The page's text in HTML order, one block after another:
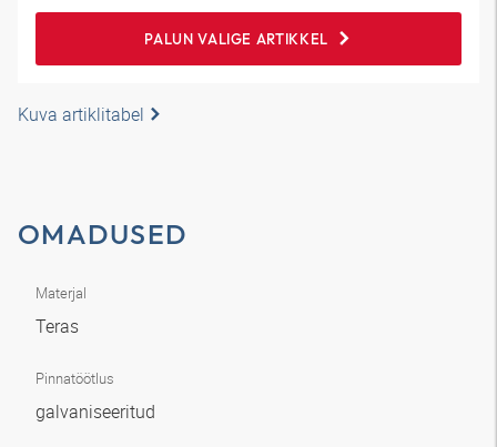
PALUN VALIGE ARTIKKEL
Kuva artiklitabel
OMADUSED
Materjal
Teras
Pinnatöötlus
galvaniseeritud